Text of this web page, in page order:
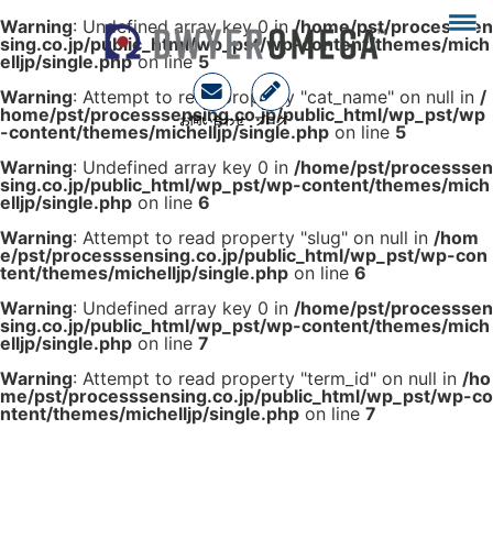
お問い合わせ ブログ
Warning: Undefined array key 0 in/home/pst/processsen
sing.co.jp/public_html/wp_pst/wp-content/themes/mich
elljp/single.phpon line5
Warning: Attempt to read property "cat_name" on null in /
home/pst/processsensing.co.jp/public_html/wp_pst/wp
-content/themes/michelljp/single.php on line 5
Warning: Undefined array key 0 in /home/pst/processsen
sing.co.jp/public_html/wp_pst/wp-content/themes/mich
elljp/single.php on line 6
Warning: Attempt to read property "slug" on null in /hom
e/pst/processsensing.co.jp/public_html/wp_pst/wp-con
tent/themes/michelljp/single.php on line 6
Warning: Undefined array key 0 in /home/pst/processsen
sing.co.jp/public_html/wp_pst/wp-content/themes/mich
elljp/single.php on line 7
Warning: Attempt to read property "term_id" on null in /ho
me/pst/processsensing.co.jp/public_html/wp_pst/wp-co
ntent/themes/michelljp/single.php on line 7